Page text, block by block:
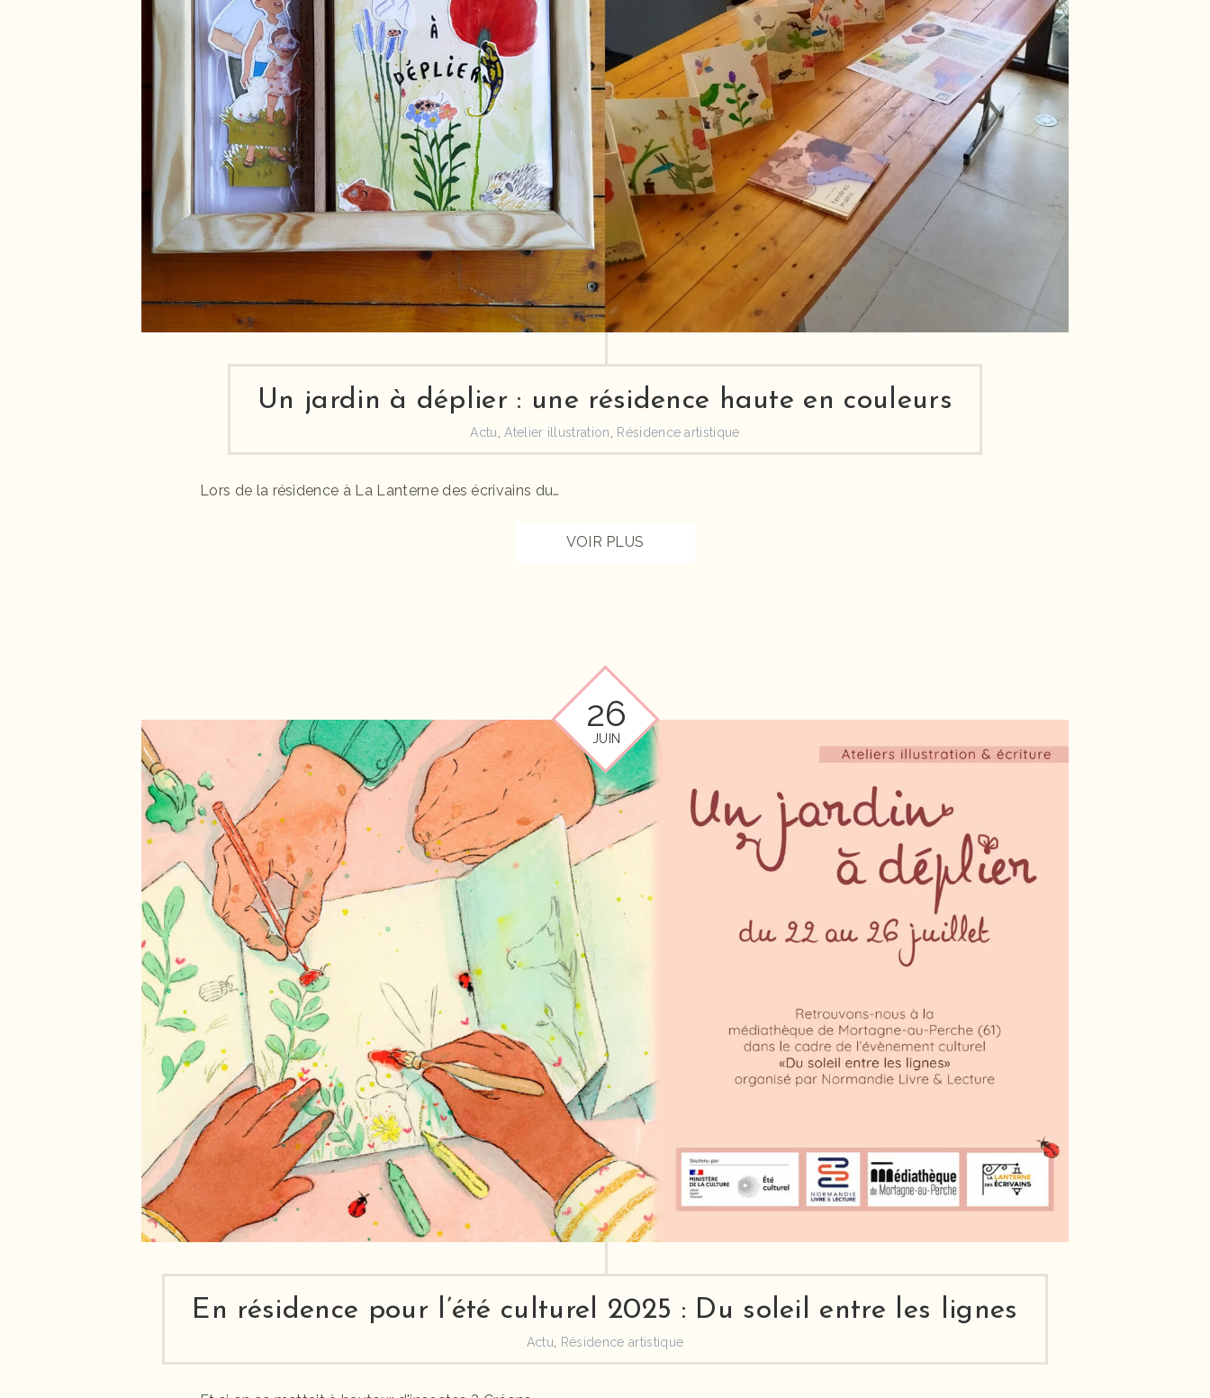
Un jardin à déplier : une résidence haute en couleurs
Actu ,Atelier illustration Résidence artistique
Lors de la résidence à La Lanterne des écrivains du…
VOIR PLUS
26
JUIN
En résidence pour l’été culturel 2025 : Du soleil entre les lignes
Actu Résidence artistique